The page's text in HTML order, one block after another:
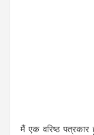
मैं एक वरिष्ठ